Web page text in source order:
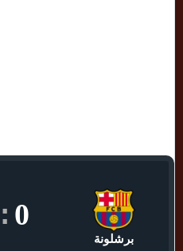
برشلونة
0
: